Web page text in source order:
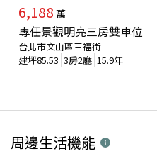
6,188 萬
專任景觀明亮三房雙車位
台北市文山區三福街
建坪85.53 3房2廳 15.9年
周邊生活機能